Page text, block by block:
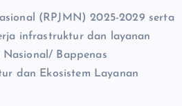
(RPJMN) 2025-2029 serta
infrastruktur dan layanan
Bappenas
dan Ekosistem Layanan